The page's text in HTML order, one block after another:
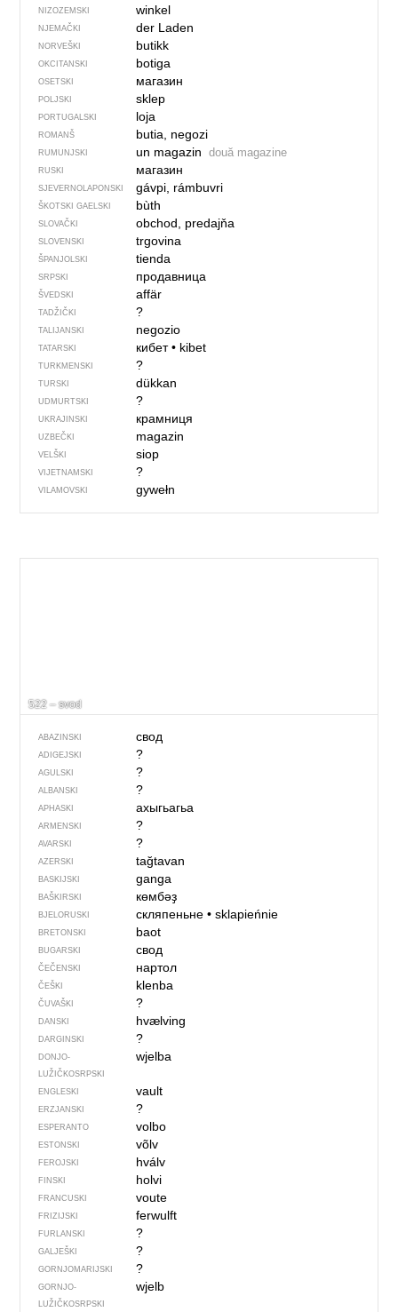
NIZOZEMSKI winkel
NJEMAČKI der Laden
NORVEŠKI butikk
OKCITANSKI botiga
OSETSKI магазин
POLJSKI sklep
PORTUGALSKI loja
ROMANŠ butia, negozi
RUMUNJSKI un magazin două magazine
RUSKI магазин
SJEVER­NO­LA­PONSKI gávpi, rámbuvri
ŠKOTSKI GAELSKI bùth
SLOVAČKI obchod, predajňa
SLOVENSKI trgovina
ŠPANJOLSKI tienda
SRPSKI продавница
ŠVEDSKI affär
TADŽIČKI ?
TALIJANSKI negozio
TATARSKI кибет• kibet
TURKMENSKI ?
TURSKI dükkan
UDMURTSKI ?
UKRAJINSKI крамниця
UZBEČKI magazin
VELŠKI siop
VIJETNAMSKI ?
VILAMOVSKI gywełn
522 – svod
ABAZINSKI свод
ADIGEJSKI ?
AGULSKI ?
ALBANSKI ?
APHASKI ахыгьагьа
ARMENSKI ?
AVARSKI ?
AZERSKI tağtavan
BASKIJSKI ganga
BAŠKIRSKI көмбәҙ
BJELORUSKI скляпеньне• sklapieńnie
BRETONSKI baot
BUGARSKI свод
ČEČENSKI нартол
ČEŠKI klenba
ČUVAŠKI ?
DANSKI hvælving
DARGINSKI ?
DONJO­
LUŽIČKOSRPSKI
wjelba
ENGLESKI vault
ERZJANSKI ?
ESPERANTO volbo
ESTONSKI võlv
FEROJSKI hválv
FINSKI holvi
FRANCUSKI voute
FRIZIJSKI ferwulft
FURLANSKI ?
GALJEŠKI ?
GORNJOMARIJSKI ?
GORNJO­
LUŽIČKOSRPSKI
wjelb